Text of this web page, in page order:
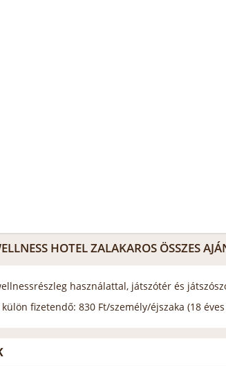
HOTEL ZALAKAROS ÖSSZES
használattal, játszótér és
fizetendő: 830 Ft/személy/éjszaka (18